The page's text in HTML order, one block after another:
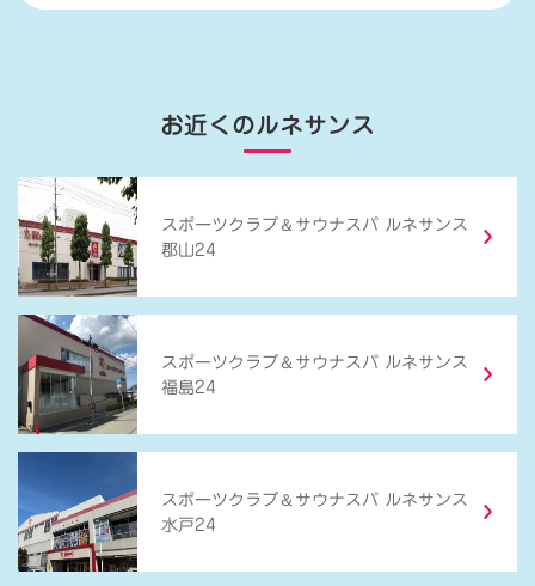
お近くのルネサンス
スポーツクラブ ＆ サウナスパ ルネサンス
郡山24
スポーツクラブ ＆ サウナスパ ルネサンス
福島24
スポーツクラブ ＆ サウナスパ ルネサンス
水戸24